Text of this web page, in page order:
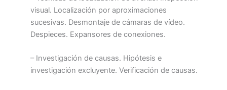
visual. Localización por aproximaciones
sucesivas. Desmontaje de cámaras de vídeo.
Despieces. Expansores de conexiones.
– Investigación de causas. Hipótesis e
investigación excluyente. Verificación de causas.